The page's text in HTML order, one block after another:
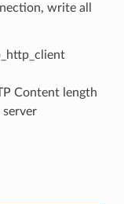
write all
Content length